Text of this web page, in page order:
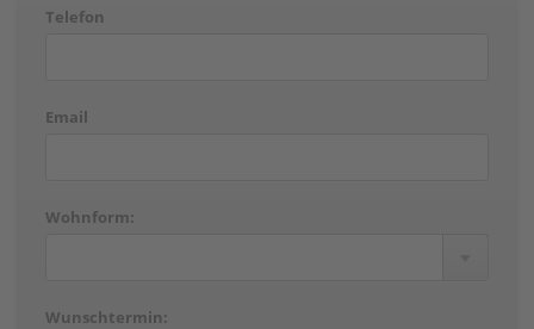
Telefon
Email
Wohnform:
Wunschtermin: